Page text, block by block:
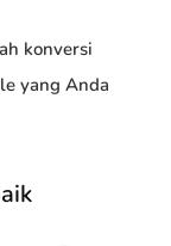
konversi
yang Anda